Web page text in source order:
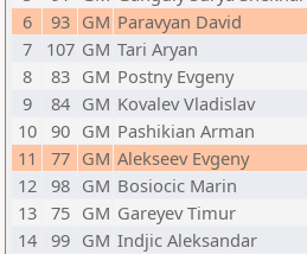
6
93 GM Paravyan David
7
107 GM Tari Aryan
8
83 GM Postny Evgeny
9
84 GM Kovalev Vladislav
10 90 GM Pashikian Arman
11
77 GM Alekseev Evgeny
12 98 GM Bosiocic Marin
13 75 GM Gareyev Timur
14 99 GM Indjic Aleksandar